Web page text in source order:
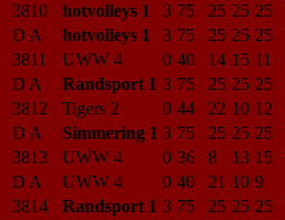
3810
hotvolleys 1 3 75 25 25 25
D A
hotvolleys 1 3 75 25 25 25
3811
UWW 4 0 40 14 15 11
D A
Randsport 1 3 75 25 25 25
3812
Tigers 2 0 44 22 10 12
D A
Simmering 1 3 75 25 25 25
3813
UWW 4 0 36 8 13 15
D A
UWW 4 0 40 21 10 9
3814
Randsport 1 3 75 25 25 25